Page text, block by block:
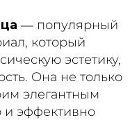
— популярный
который
эстетику,
Она не только
элегантным
эффективно